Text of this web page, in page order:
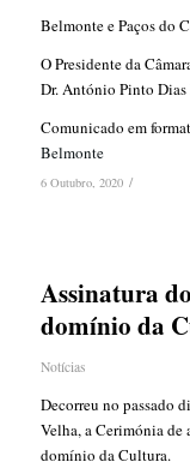
Belmonte e Paços do
O Presidente da
Dr. António Pinto Dias
Comunicado em
Belmonte
6 Outubro, 2020 /
Assinatura
domínio da
Notícias
Decorreu no passado
Velha, a Cerimónia de
domínio da Cultura.